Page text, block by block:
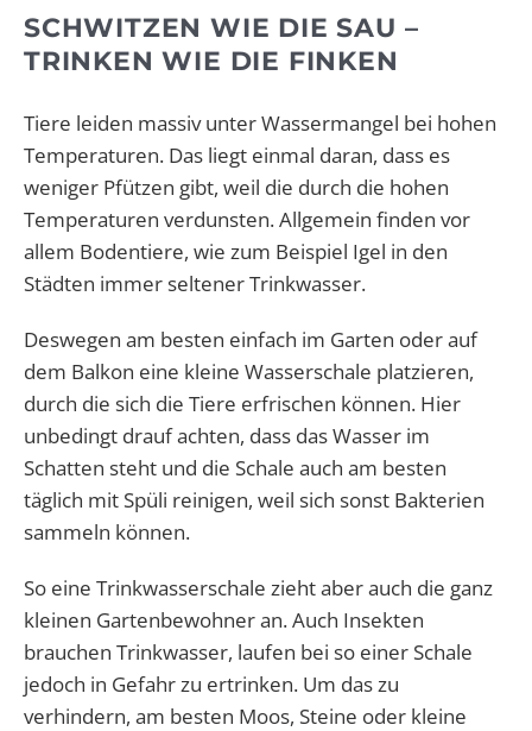
SCHWITZEN WIE DIE SAU –
TRINKEN WIE DIE FINKEN
Tiere leiden massiv unter Wassermangel bei hohen
Temperaturen. Das liegt einmal daran, dass es
weniger Pfützen gibt, weil die durch die hohen
Temperaturen verdunsten. Allgemein finden vor
allem Bodentiere, wie zum Beispiel Igel in den
Städten immer seltener Trinkwasser.
Deswegen am besten einfach im Garten oder auf
dem Balkon eine kleine Wasserschale platzieren,
durch die sich die Tiere erfrischen können. Hier
unbedingt drauf achten, dass das Wasser im
Schatten steht und die Schale auch am besten
täglich mit Spüli reinigen, weil sich sonst Bakterien
sammeln können.
So eine Trinkwasserschale zieht aber auch die ganz
kleinen Gartenbewohner an. Auch Insekten
brauchen Trinkwasser, laufen bei so einer Schale
jedoch in Gefahr zu ertrinken. Um das zu
verhindern, am besten Moos, Steine oder kleine